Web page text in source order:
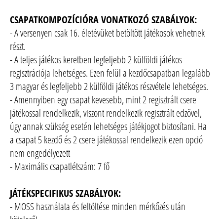
CSAPATKOMPOZÍCIÓRA VONATKOZÓ SZABÁLYOK:
- A versenyen csak 16. életévüket betöltött játékosok vehetnek
részt.
- A teljes játékos keretben legfeljebb 2 külföldi játékos
regisztrációja lehetséges. Ezen felül a kezdőcsapatban legalább
3 magyar és legfeljebb 2 külföldi játékos részvétele lehetséges.
- Amennyiben egy csapat kevesebb, mint 2 regisztrált csere
játékossal rendelkezik, viszont rendelkezik regisztrált edzővel,
úgy annak szükség esetén lehetséges játékjogot biztosítani. Ha
a csapat 5 kezdő és 2 csere játékossal rendelkezik ezen opció
nem engedélyezett
- Maximális csapatlétszám: 7 fő
JÁTÉKSPECIFIKUS SZABÁLYOK:
- MOSS használata és feltöltése minden mérkőzés után